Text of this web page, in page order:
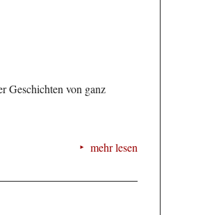
Geschichten von ganz
mehr lesen